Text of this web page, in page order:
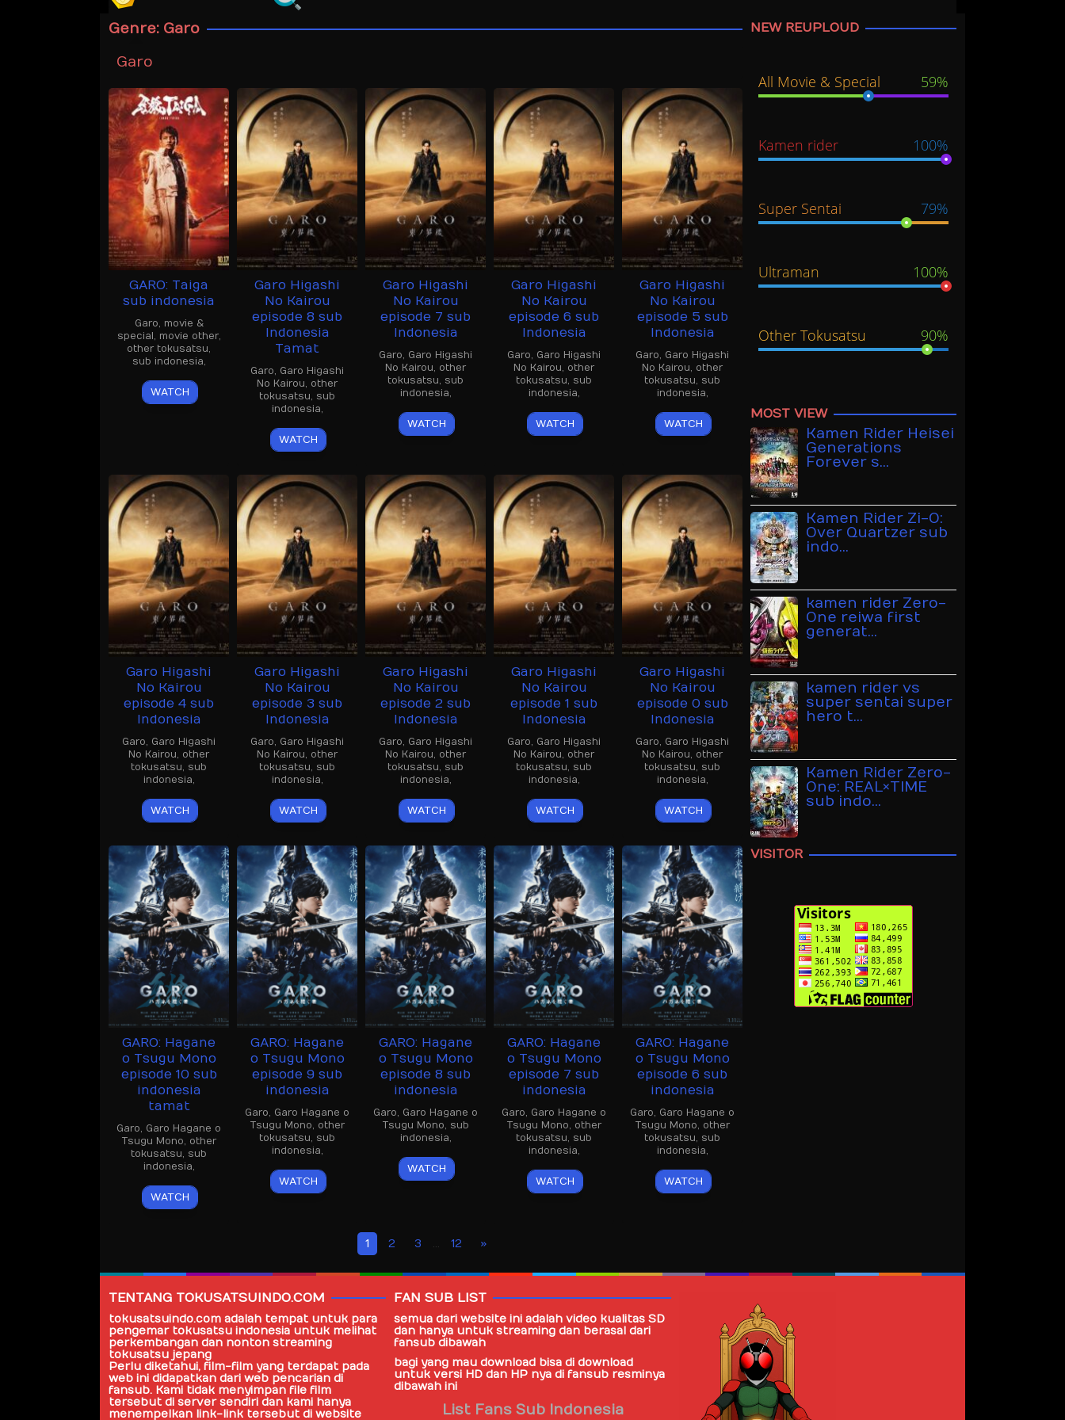
Genre: Garo
Garo
GARO: Taiga
sub indonesia
Garo, movie &
special , movie other,
other tokusatsu,
sub indonesia,
WATCH
Garo Higashi
No Kairou
episode 8 sub
Indonesia
Tamat
Garo, Garo Higashi
No Kairou, other
tokusatsu, sub
indonesia,
WATCH
Garo Higashi
No Kairou
episode 7 sub
Indonesia
Garo, Garo Higashi
No Kairou, other
tokusatsu, sub
indonesia,
WATCH
Garo Higashi
No Kairou
episode 6 sub
Indonesia
Garo, Garo Higashi
No Kairou, other
tokusatsu, sub
indonesia,
WATCH
Garo Higashi
No Kairou
episode 5 sub
Indonesia
Garo, Garo Higashi
No Kairou, other
tokusatsu, sub
indonesia,
WATCH
Garo Higashi
No Kairou
episode 4 sub
Indonesia
Garo, Garo Higashi
No Kairou, other
tokusatsu, sub
indonesia,
WATCH
Garo Higashi
No Kairou
episode 3 sub
Indonesia
Garo, Garo Higashi
No Kairou, other
tokusatsu, sub
indonesia,
WATCH
Garo Higashi
No Kairou
episode 2 sub
Indonesia
Garo, Garo Higashi
No Kairou, other
tokusatsu, sub
indonesia,
WATCH
Garo Higashi
No Kairou
episode 1 sub
Indonesia
Garo, Garo Higashi
No Kairou, other
tokusatsu, sub
indonesia,
WATCH
Garo Higashi
No Kairou
episode 0 sub
Indonesia
Garo, Garo Higashi
No Kairou, other
tokusatsu, sub
indonesia,
WATCH
GARO: Hagane
o Tsugu Mono
episode 10 sub
indonesia
tamat
Garo, Garo Hagane o
Tsugu Mono, other
tokusatsu, sub
indonesia,
WATCH
GARO: Hagane
o Tsugu Mono
episode 9 sub
indonesia
Garo, Garo Hagane o
Tsugu Mono, other
tokusatsu, sub
indonesia,
WATCH
GARO: Hagane
o Tsugu Mono
episode 8 sub
indonesia
Garo, Garo Hagane o
Tsugu Mono, sub
indonesia,
WATCH
GARO: Hagane
o Tsugu Mono
episode 7 sub
indonesia
Garo, Garo Hagane o
Tsugu Mono, other
tokusatsu, sub
indonesia,
WATCH
GARO: Hagane
o Tsugu Mono
episode 6 sub
indonesia
Garo, Garo Hagane o
Tsugu Mono, other
tokusatsu, sub
indonesia,
WATCH
1 2 3 … 12
NEW REUPLOUD
All Movie & Special 59%
Kamen rider 100%
Super Sentai 79%
Ultraman 100%
Other Tokusatsu 90%
MOST VIEW
Kamen Rider Heisei
Generations
Forever s…
Kamen Rider Zi-O:
Over Quartzer sub
indo…
kamen rider Zero-
One reiwa first
generat…
kamen rider vs
super sentai super
hero t…
Kamen Rider Zero-
One: REAL×TIME
sub indo…
VISITOR
TENTANG TOKUSATSUINDO.COM
tokusatsuindo.com adalah tempat untuk para
pengemar tokusatsu indonesia untuk melihat
perkembangan dan nonton streaming
tokusatsu jepang
Perlu diketahui, film-film yang terdapat pada
web ini didapatkan dari web pencarian di
fansub. Kami tidak menyimpan file film
tersebut di server sendiri dan kami hanya
menempelkan link-link tersebut di website
FAN SUB LIST
semua dari website ini adalah video kualitas SD
dan hanya untuk streaming dan berasal dari
fansub dibawah
bagi yang mau download bisa di download
untuk versi HD dan HP nya di fansub resminya
dibawah ini
List Fans Sub Indonesia